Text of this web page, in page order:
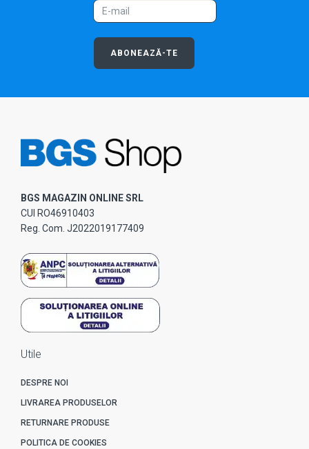
ABONEAZĂ-TE
BGS MAGAZIN ONLINE SRL
CUI RO46910403
Reg. Com. J2022019177409
Utile
DESPRE NOI
LIVRAREA PRODUSELOR
RETURNARE PRODUSE
POLITICA DE COOKIES